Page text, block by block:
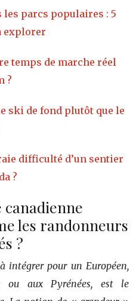
parcs populaires : 5
explorer
temps de marche réel
?
ski de fond plutôt que le
difficulté d’un sentier
?
les randonneurs
?
intégrer pour un Européen,
ou aux Pyrénées, est le